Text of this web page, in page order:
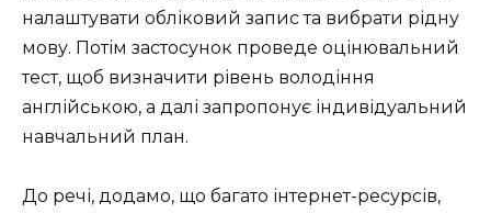
налаштувати обліковий запис та вибрати рідну
мову. Потім застосунок проведе оцінювальний
тест, щоб визначити рівень володіння
англійською, а далі запропонує індивідуальний
навчальний план.
До речі, додамо, що багато інтернет-ресурсів,